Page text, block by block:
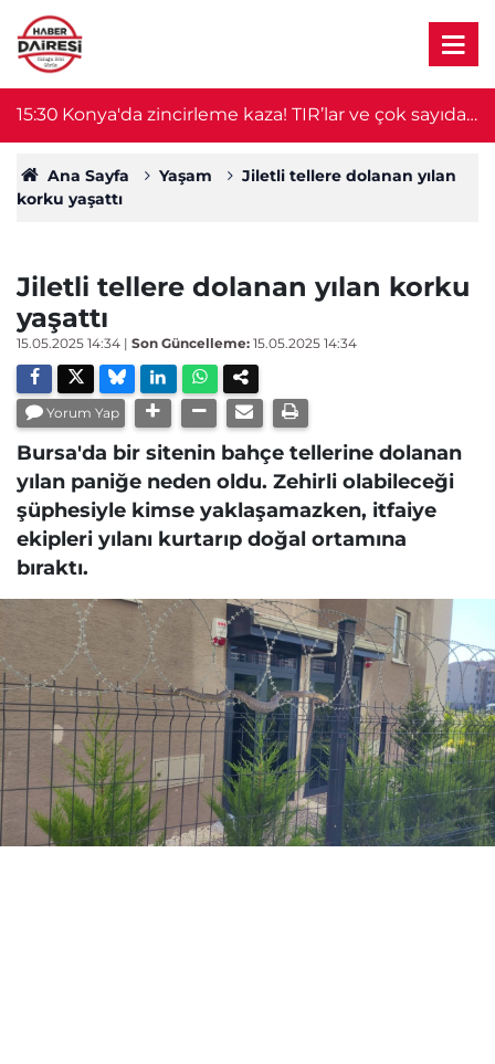
15:30 Konya'da zincirleme kaza! TIR’lar ve çok sayıda
araç birbirine girdi
Ana Sayfa Yaşam
Jiletli tellere dolanan yılan
korku yaşattı
Jiletli tellere dolanan yılan korku
yaşattı
15.05.2025 14:34 | Son Güncelleme: 15.05.2025 14:34
Yorum Yap
Bursa'da bir sitenin bahçe tellerine dolanan
yılan paniğe neden oldu. Zehirli olabileceği
şüphesiyle kimse yaklaşamazken, itfaiye
ekipleri yılanı kurtarıp doğal ortamına
bıraktı.